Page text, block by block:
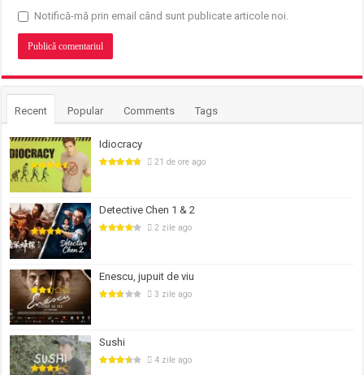
Notifică-mă prin email când sunt publicate articole noi.
Recent Popular Comments Tags
Idiocracy
21 de ore ago
Detective Chen 1 & 2
2 zile ago
Enescu, jupuit de viu
3 zile ago
Sushi
4 zile ago